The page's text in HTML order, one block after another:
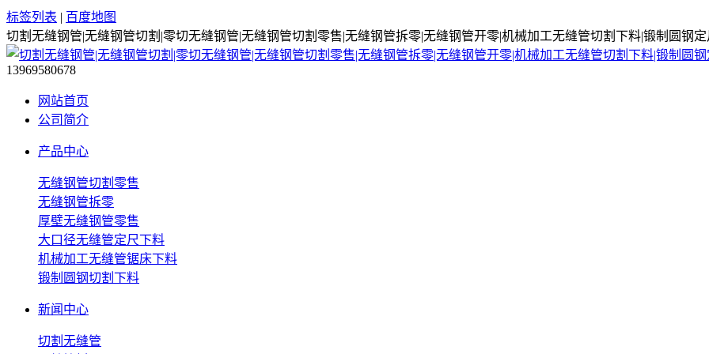
标签列表 | 百度地图
切割无缝钢管|无缝钢管切割|零切无缝钢管|无缝钢管切割零售|无缝钢管拆零|无缝钢管开零|机械加工无缝管切割下料|锻制圆钢
13969580678
网站首页
公司简介
产品中心
无缝钢管切割零售
无缝钢管拆零
厚壁无缝钢管零售
大口径无缝管定尺下料
机械加工无缝管锯床下料
锻制圆钢切割下料
新闻中心
切割无缝管